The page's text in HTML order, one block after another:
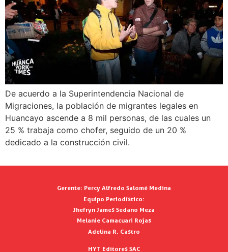
De acuerdo a la Superintendencia Nacional de
Migraciones, la población de migrantes legales en
Huancayo ascende a 8 mil personas, de las cuales un
25 % trabaja como chofer, seguido de un 20 %
dedicado a la construcción civil.
Gerente: Percy Alfredo Salomé Medina
Equipo Periodístico:
Jhefryn James Sedano Meza
Melanie Camacuari Rojas
Adelina R. Castro
HYT Editores SAC